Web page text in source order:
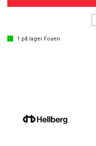
1 på lager Fosen